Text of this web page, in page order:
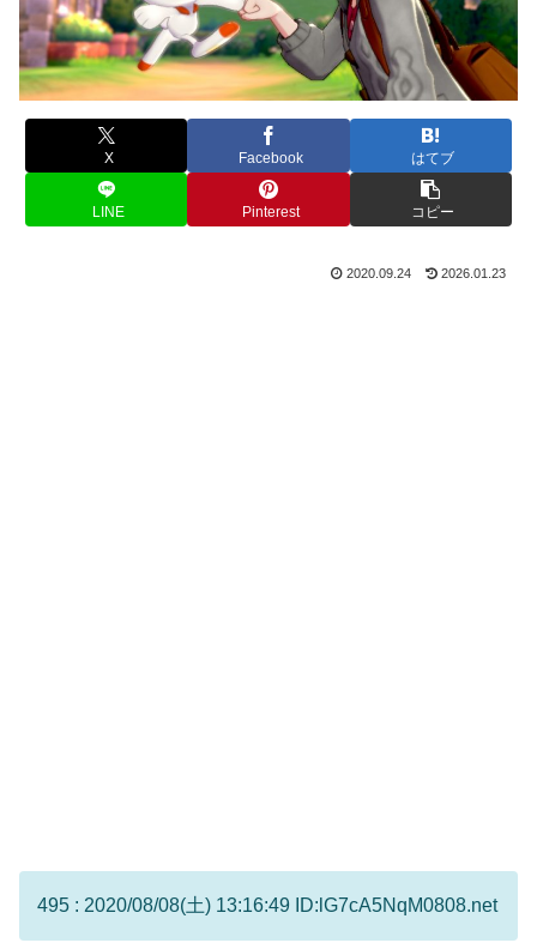
X Facebook はてブ
LINE Pinterest コピー
2020.09.24 2026.01.23
495 : 2020/08/08(土) 13:16:49 ID:lG7cA5NqM0808.net